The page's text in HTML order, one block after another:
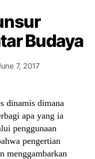
Budaya
7, 2017
dinamis dimana
apa yang ia
penggunaan
pengertian
menggambarkan